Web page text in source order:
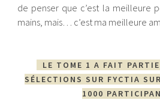
de penser que c’est la meilleure
mains, mais… c’est ma meilleure
LE TOME 1 A FAIT
SÉLECTIONS SUR FYCTIA
1000